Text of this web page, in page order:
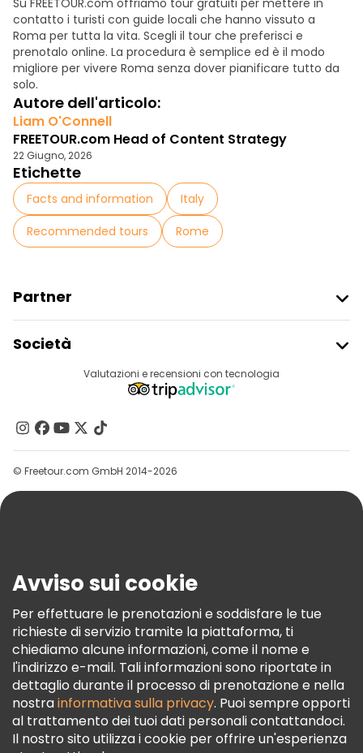
Su FREETOUR.com offriamo tour gratuiti per mettere in
contatto i turisti con guide locali che hanno vissuto a
Roma per tutta la vita. Scegli il tour che preferisci e
prenotalo online. La procedura è semplice ed è il modo
migliore per vivere Roma senza dover pianificare tutto da
solo.
Autore dell'articolo:
Liam O'Connell
FREETOUR.com Head of Content Strategy
22 Giugno, 2026
Etichette
Facts and information
Italy
Recommended tours
Rome
Partner
Accesso Del Fornitore
Programma Di Affiliazione
Società
Destinazioni
Contattaci
Gruppi
Aiuto
Termini E Condizioni
Informativa Sui Cookie
Freetour Premi
Programma Di Fidelizzazione
Valutazioni e recensioni con tecnologia
© Freetour.com GmbH 2014-2026
Avviso sui cookie
Per effettuare le prenotazioni e soddisfare le tue
richieste di servizio tramite la piattaforma, ti
chiediamo alcune informazioni, come il nome e
l'indirizzo e-mail. Tali informazioni sono riportate in
dettaglio durante il processo di prenotazione e nella
nostrainformativa sulla privacy. Puoi sempre opporti
al trattamento dei tuoi dati personali contattandoci.
Il nostro sito utilizza i cookie per offrire un'esperienza